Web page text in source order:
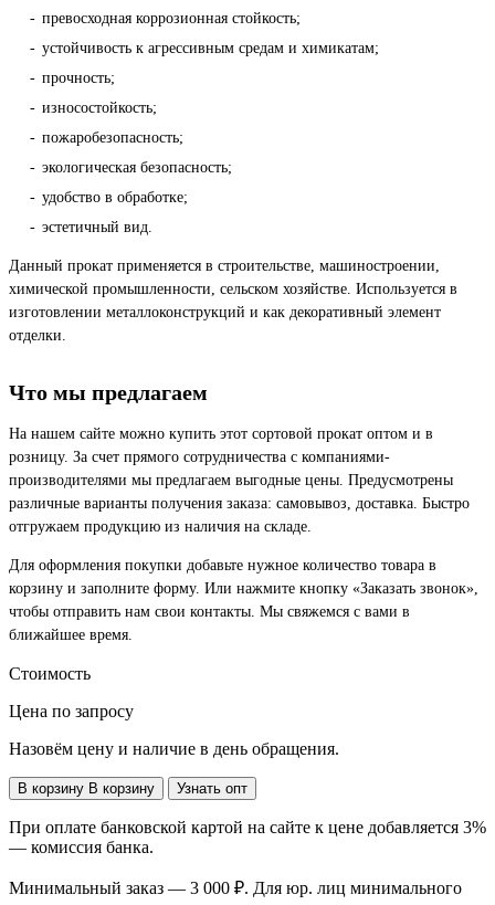
превосходная коррозионная стойкость;
устойчивость к агрессивным средам и химикатам;
прочность;
износостойкость;
пожаробезопасность;
экологическая безопасность;
удобство в обработке;
эстетичный вид.
Данный прокат применяется в строительстве, машиностроении,
химической промышленности, сельском хозяйстве. Используется в
изготовлении металлоконструкций и как декоративный элемент
отделки.
Что мы предлагаем
На нашем сайте можно купить этот сортовой прокат оптом и в
розницу. За счет прямого сотрудничества с компаниями-
производителями мы предлагаем выгодные цены. Предусмотрены
различные варианты получения заказа: самовывоз, доставка. Быстро
отгружаем продукцию из наличия на складе.
Для оформления покупки добавьте нужное количество товара в
корзину и заполните форму. Или нажмите кнопку «Заказать звонок»,
чтобы отправить нам свои контакты. Мы свяжемся с вами в
ближайшее время.
Стоимость
Цена по запросу
Назовём цену и наличие в день обращения.
В корзину В корзину Узнать опт
При оплате банковской картой на сайте к цене добавляется 3%
— комиссия банка.
Минимальный заказ — 3 000 ₽. Для юр. лиц минимального